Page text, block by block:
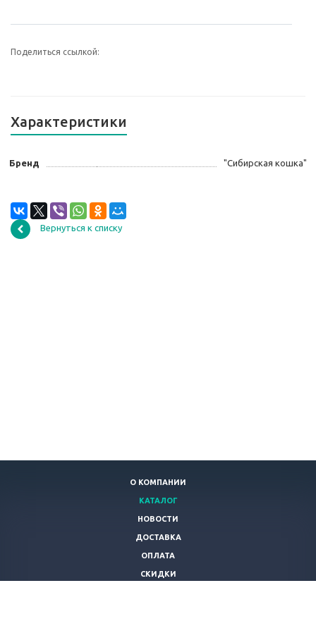
Поделиться ссылкой:
Характеристики
Бренд "Сибирская кошка"
Вернуться к списку
О КОМПАНИИ
КАТАЛОГ
НОВОСТИ
ДОСТАВКА
ОПЛАТА
СКИДКИ